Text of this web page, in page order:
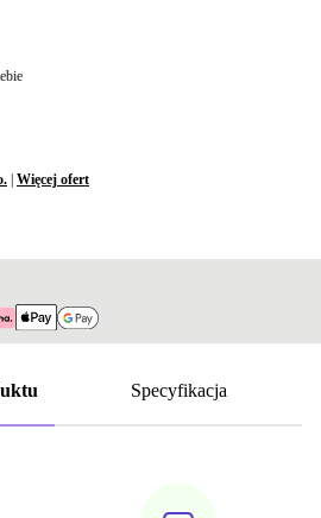
Więcej ofert
Specyfikacja